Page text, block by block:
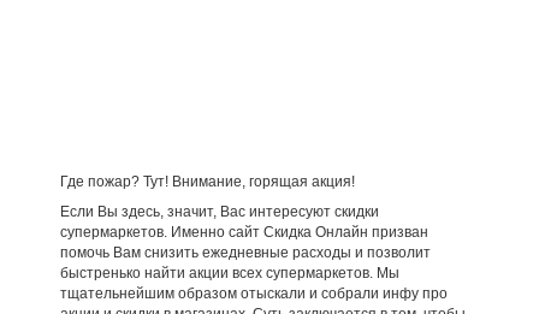
Где пожар? Тут! Внимание, горящая акция!
Если Вы здесь, значит, Вас интересуют скидки
супермаркетов. Именно сайт Скидка Онлайн призван
помочь Вам снизить ежедневные расходы и позволит
быстренько найти акции всех супермаркетов. Мы
тщательнейшим образом отыскали и собрали инфу про